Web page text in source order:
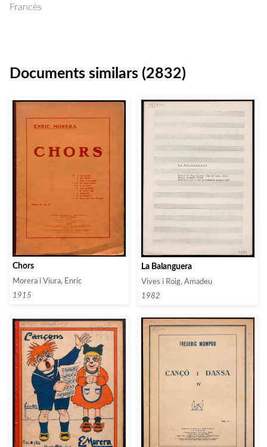
Francès
Documents similars (2832)
Chors
Morera i Viura, Enric
1915
La Balanguera
Vives i Roig, Amadeu
1982